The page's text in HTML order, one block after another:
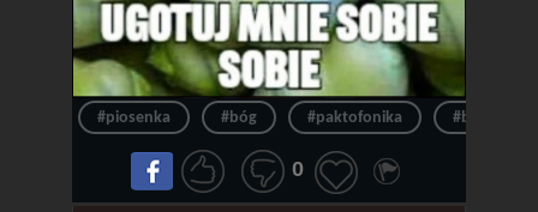
#piosenka #bóg #paktofonika #bób
0